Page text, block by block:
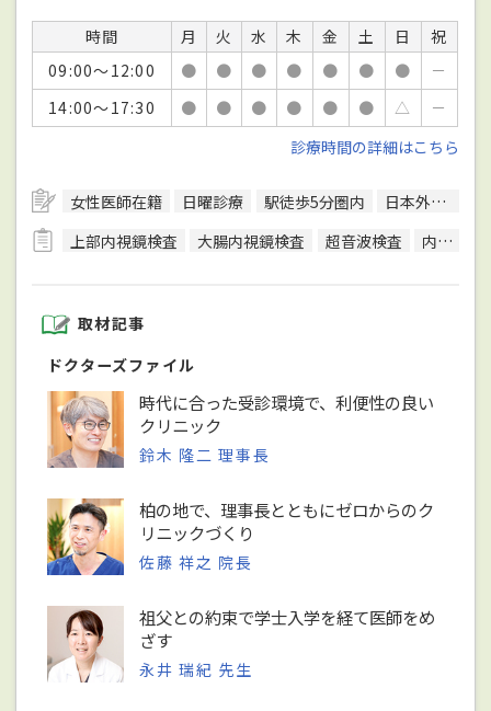
時間 月 火 水 木 金 土 日
祝
09:00～12:00
● ● ● ● ● ● ●
－
14:00～17:30
● ● ● ● ● ● △
－
診療時間の詳細はこちら
女性医師在籍 日曜診療 駅徒歩5分圏内
日本外科学会外科専門医
上部内視鏡検査
大腸内視鏡検査 超音波検査 内視鏡検査
取材記事
ドクターズファイル
時代に合った受診環境で、利便性の良い
クリニック
鈴木 隆二 理事長
柏の地で、理事長とともにゼロからのク
リニックづくり
佐藤 祥之 院長
祖父との約束で学士入学を経て医師をめ
ざす
永井 瑞紀 先生